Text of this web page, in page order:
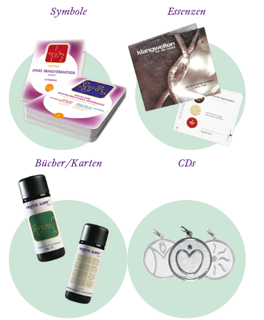
Symbole Essenzen
Bücher/Karten CDs